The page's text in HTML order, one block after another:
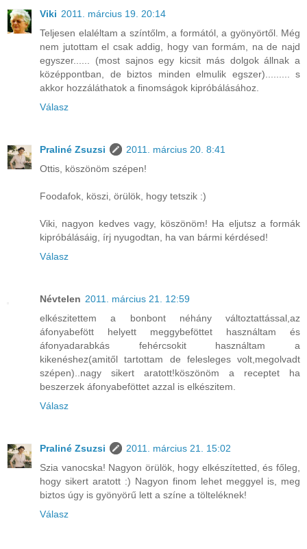
Viki 2011. március 19. 20:14
Teljesen elaléltam a színtőlm, a formától, a gyönyörtől. Még
nem jutottam el csak addig, hogy van formám, na de najd
egyszer...... (most sajnos egy kicsit más dolgok állnak a
középpontban, de biztos minden elmulik egszer)......... s
akkor hozzáláthatok a finomságok kipróbálásához.
Válasz
Praliné Zsuzsi
2011. március 20. 8:41
Ottis, köszönöm szépen!
Foodafok, köszi, örülök, hogy tetszik :)
Viki, nagyon kedves vagy, köszönöm! Ha eljutsz a formák
kipróbálásáig, írj nyugodtan, ha van bármi kérdésed!
Válasz
Névtelen 2011. március 21. 12:59
elkészitettem a bonbont néhány változtattással,az
áfonyabefött helyett meggybeföttet használtam és
áfonyadarabkás fehércsokit használtam a
kikenéshez(amitől tartottam de felesleges volt,megolvadt
szépen)..nagy sikert aratott!köszönöm a receptet ha
beszerzek áfonyabeföttet azzal is elkészitem.
Válasz
Praliné Zsuzsi
2011. március 21. 15:02
Szia vanocska! Nagyon örülök, hogy elkészítetted, és főleg,
hogy sikert aratott :) Nagyon finom lehet meggyel is, meg
biztos úgy is gyönyörű lett a színe a tölteléknek!
Válasz